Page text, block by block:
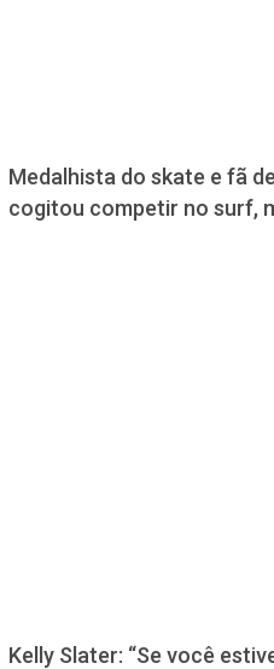
Medalhista do skate e fã
cogitou competir no surf,
Kelly Slater: “Se você